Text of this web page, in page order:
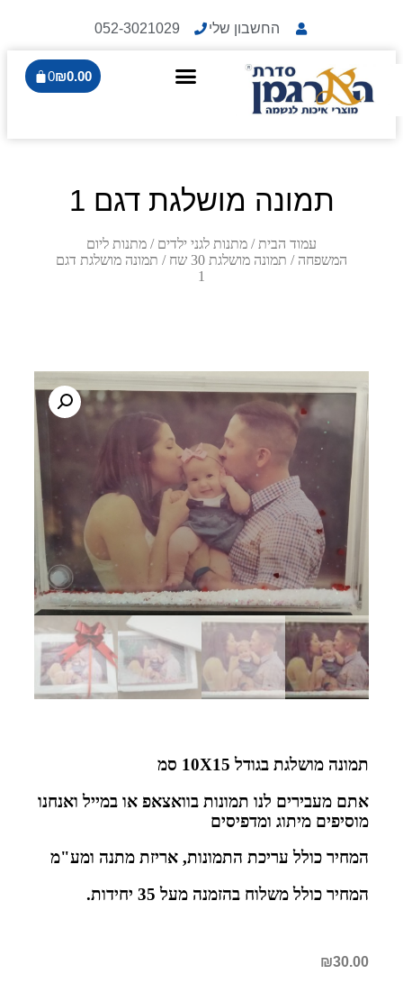
החשבון שלי 052-3021029
₪0.00
0
תמונה מושלגת דגם 1
עמוד הבית/מתנות לגני ילדים/מתנות ליום
המשפחה/תמונה מושלגת 30 שח
/ תמונה מושלגת דגם
תמונה מושלגת בגודל 10X15 סמ
אתם מעבירים לנו תמונות בוואצאפ או במייל ואנחנו
מוסיפים מיתוג ומדפיסים
המחיר כולל עריכת התמונות, אריזת מתנה ומע"מ
המחיר כולל משלוח בהזמנה מעל 35 יחידות.
₪30.00